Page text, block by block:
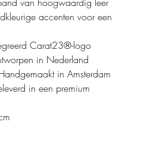
accenten voor een
Carat23®-logo
in Nederland
in Amsterdam
in een premium